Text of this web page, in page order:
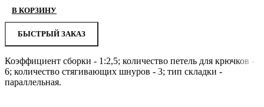
В КОРЗИНУ
БЫСТРЫЙ ЗАКАЗ
Коэффициент сборки - 1:2,5; количество петель для крючков -
6; количество стягивающих шнуров - 3; тип складки -
параллельная.